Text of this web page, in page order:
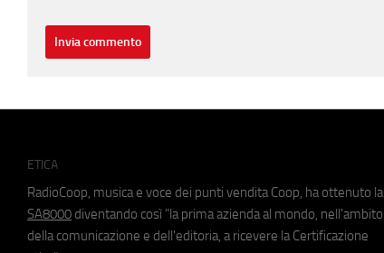
ETICA
RadioCoop, musica e voce dei punti vendita Coop, ha ottenuto la
SA8000 diventando così "la prima azienda al mondo, nell'ambito
della comunicazione e dell'editoria, a ricevere la Certificazione